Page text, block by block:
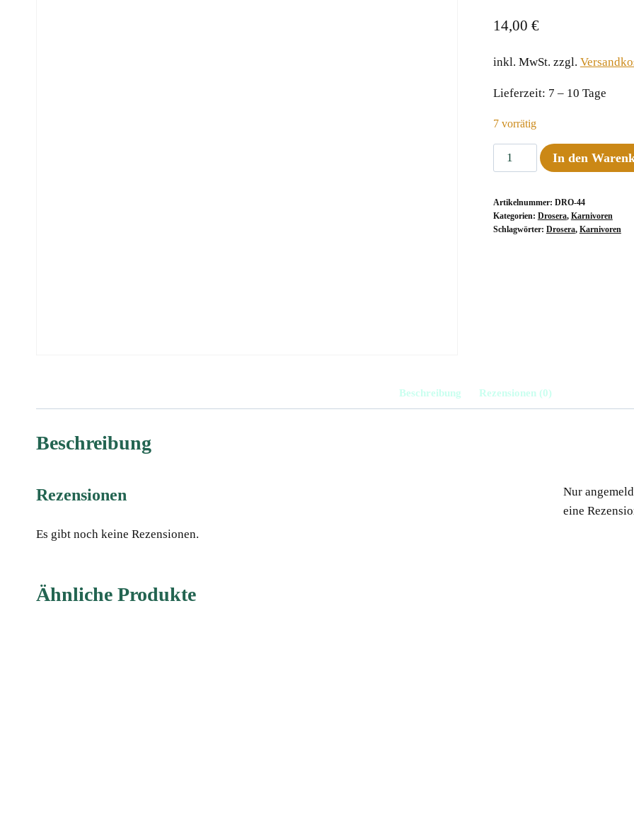
14,00 €
inkl. MwSt. zzgl.
Lieferzeit: 7 – 10 Tage
7 vorrätig
Drosera
capensis
Go
Round"
In den
Artikelnummer: DRO-44
Kategorien: Drosera, Karnivoren
Schlagwörter: Drosera, Karnivoren
Beschreibung Rezensionen (0)
Beschreibung
Rezensionen
Es gibt noch keine Rezensionen.
Nur
eine
Ähnliche Produkte